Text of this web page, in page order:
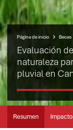
Página de inicio Becas
Evaluación
naturaleza
pluvial en
Resumen